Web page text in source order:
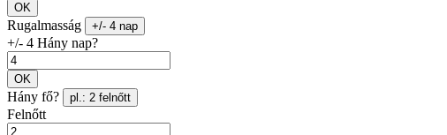
OK
Rugalmasság +/- 4 nap
+/- 4 Hány nap?
OK
Hány fő? pl.: 2 felnőtt
Felnőtt